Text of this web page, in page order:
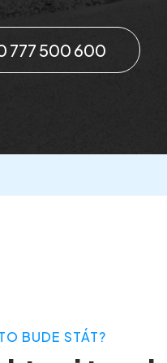
777 500 600
BUDE STÁT?